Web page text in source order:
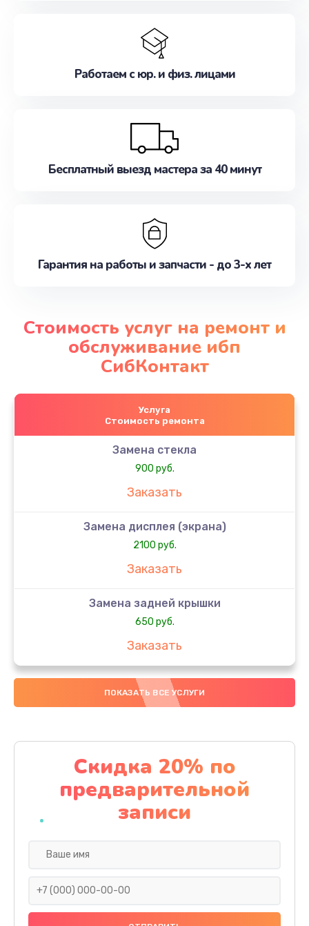
Работаем с юр. и физ. лицами
Бесплатный выезд мастера за 40 минут
Гарантия на работы и запчасти - до 3-х лет
Стоимость услуг на ремонт и
обслуживание ибп
СибКонтакт
Услуга
Стоимость ремонта
Замена стекла
900 руб.
Заказать
Замена дисплея (экрана)
2100 руб.
Заказать
Замена задней крышки
650 руб.
Заказать
Замена аккумулятора
4000 руб.
Замена материнской платы
1100 руб.
Заказать
Замена праймера
ПОКАЗАТЬ ВСЕ УСЛУГИ
Скидка 20% по
предварительной
записи